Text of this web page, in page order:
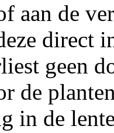
aan de
direct
geen
de
in de